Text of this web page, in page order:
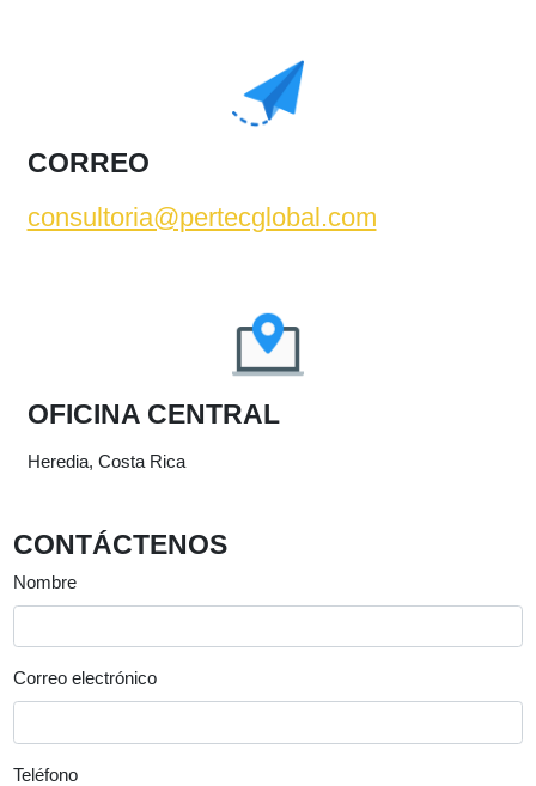
CORREO
consultoria@pertecglobal.com
OFICINA CENTRAL
Heredia, Costa Rica
CONTÁCTENOS
Nombre
Correo electrónico
Teléfono